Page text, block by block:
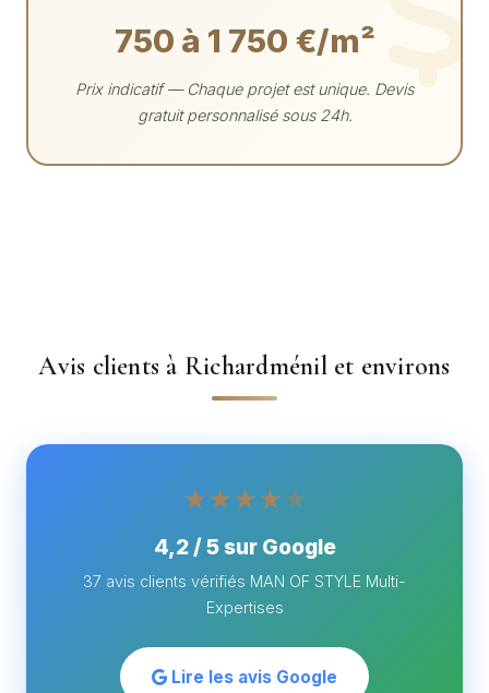
750 à 1 750 €/m²
Prix indicatif — Chaque projet est unique. Devis
gratuit personnalisé sous 24h.
Avis clients à Richardménil et environs
★★★★★
4,2 / 5 sur Google
37 avis clients vérifiés MAN OF STYLE Multi-
Expertises
Lire les avis Google